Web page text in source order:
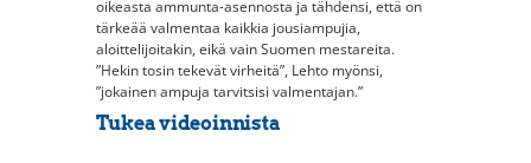
oikeasta ammunta-asennosta ja tähdensi, että on
tärkeää valmentaa kaikkia jousiampujia,
aloittelijoitakin, eikä vain Suomen mestareita.
”Hekin tosin tekevät virheitä”, Lehto myönsi,
”jokainen ampuja tarvitsisi valmentajan.”
Tukea videoinnista